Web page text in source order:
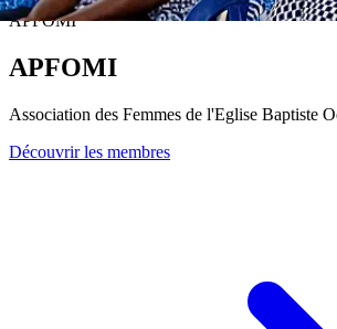
APFOMI
APFOMI
Association des Femmes de l'Eglise Baptiste
Découvrir les membres